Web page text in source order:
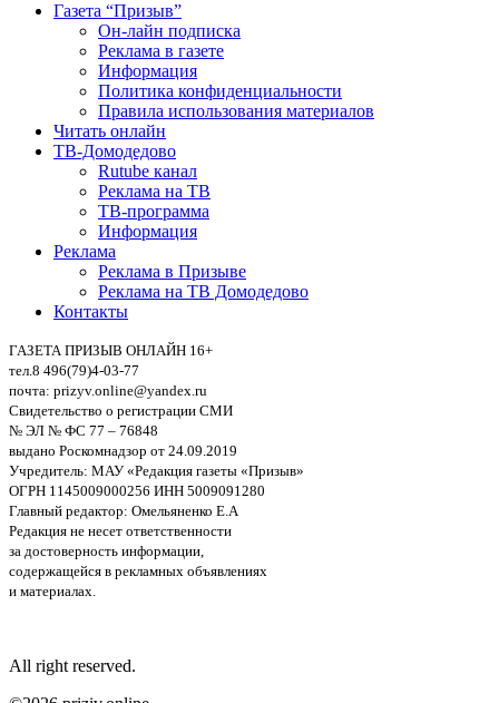
Газета “Призыв”
Он-лайн подписка
Реклама в газете
Информация
Политика конфиденциальности
Правила использования материалов
Читать онлайн
ТВ-Домодедово
Rutube канал
Реклама на ТВ
ТВ-программа
Информация
Реклама
Реклама в Призыве
Реклама на ТВ Домодедово
Контакты
ГАЗЕТА ПРИЗЫВ ОНЛАЙН 16+
тел.8 496(79)4-03-77
почта: prizyv.online@yandex.ru
Свидетельство о регистрации СМИ
№ ЭЛ № ФС 77 – 76848
выдано Роскомнадзор от 24.09.2019
Учредитель: МАУ «Редакция газеты «Призыв»
ОГРН 1145009000256 ИНН 5009091280
Главный редактор: Омельяненко Е.А
Редакция не несет ответственности
за достоверность информации,
содержащейся в рекламных объявлениях
и материалах.
All right reserved.